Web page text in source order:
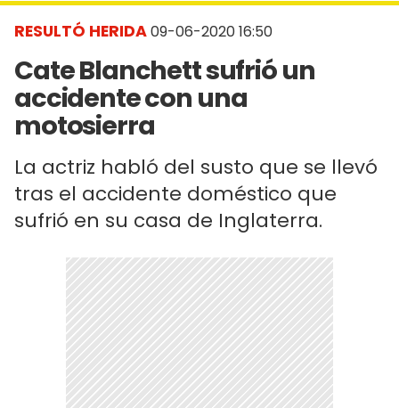
RESULTÓ HERIDA09-06-2020 16:50
Cate Blanchett sufrió un
accidente con una
motosierra
La actriz habló del susto que se llevó
tras el accidente doméstico que
sufrió en su casa de Inglaterra.